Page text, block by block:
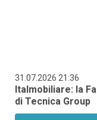
31.07.2026 21:36
Italmobiliare: la
di Tecnica Group